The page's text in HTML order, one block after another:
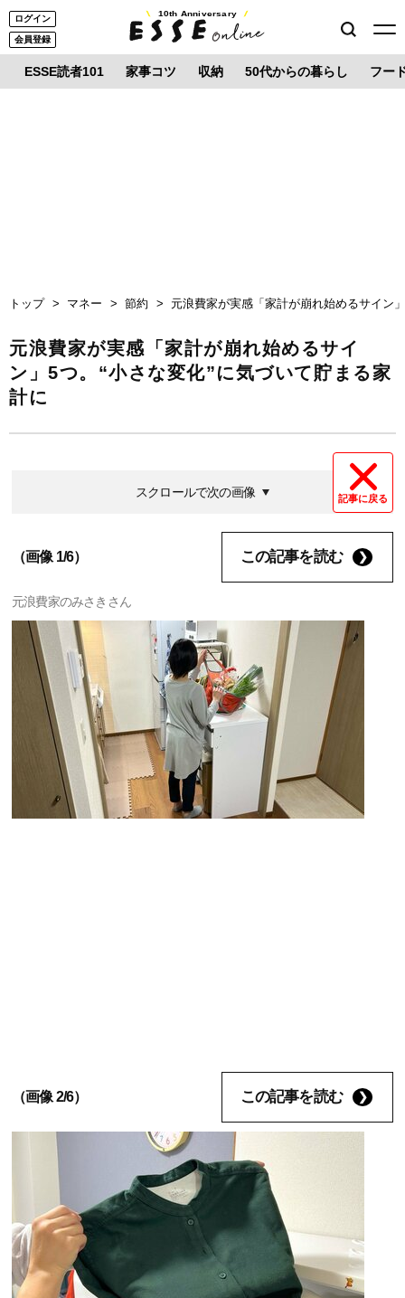
ログイン
会員登録
10th Anniversary
ESSE読者101 家事コツ 収納 50代からの暮らし フー
トップ マネー 節約 元浪費家が実感「家計が崩れ始めるサイン
元浪費家が実感「家計が崩れ始めるサイ
ン」5つ。“小さな変化”に気づいて貯まる家
計に
記事に戻る
スクロールで次の画像
（画像 1/6） この記事を読む
元浪費家のみさきさん
（画像 2/6） この記事を読む